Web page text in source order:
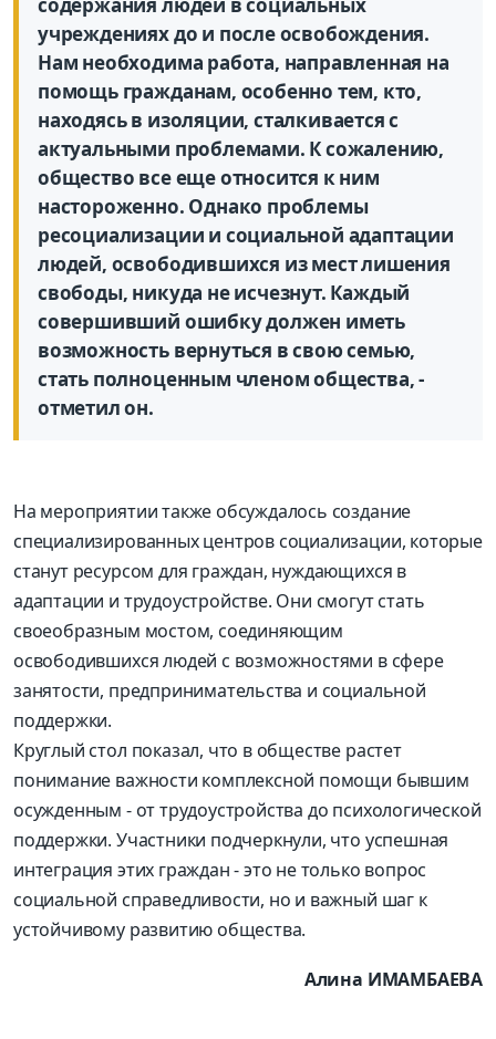
учреждениях до и после освобождения.
Нам необходима работа, направленная на
помощь гражданам, особенно тем, кто,
находясь в изоляции, сталкивается с
актуальными проблемами. К сожалению,
общество все еще относится к ним
настороженно. Однако проблемы
ресоциализации и социальной адаптации
людей, освободившихся из мест лишения
свободы, никуда не исчезнут. Каждый
совершивший ошибку должен иметь
возможность вернуться в свою семью,
стать полноценным членом общества, -
отметил он.
На мероприятии также обсуждалось создание
специализированных центров социализации, которые
станут ресурсом для граждан, нуждающихся в
адаптации и трудоустройстве. Они смогут стать
своеобразным мостом, соединяющим
освободившихся людей с возможностями в сфере
занятости, предпринимательства и социальной
поддержки.
Круглый стол показал, что в обществе растет
понимание важности комплексной помощи бывшим
осужденным - от трудоустройства до психологической
поддержки. Участники подчеркнули, что успешная
интеграция этих граждан - это не только вопрос
социальной справедливости, но и важный шаг к
устойчивому развитию общества.
Алина ИМАМБАЕВА